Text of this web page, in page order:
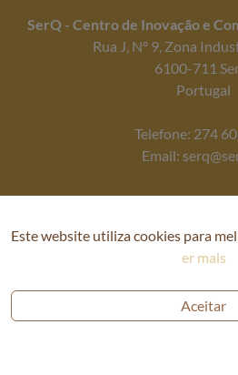
SerQ - Centro de Inovação e
Rua J, Nº 9, Zona
6100-711
Portugal
Telefone: 274
Email:
Este website utiliza cookies para
er mais
Aceitar